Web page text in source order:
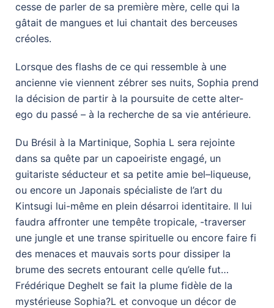
cesse de parler de sa première mère, celle qui la
gâtait de mangues et lui chantait des berceuses
créoles.
Lorsque des flashs de ce qui ressemble à une
ancienne vie viennent zébrer ses nuits, Sophia prend
la décision de partir à la poursuite de cette alter-
ego du passé – à la recherche de sa vie antérieure.
Du Brésil à la Martinique, Sophia L sera rejointe
dans sa quête par un capoeiriste engagé, un
guitariste séducteur et sa petite amie bel–liqueuse,
ou encore un Japonais spécialiste de l’art du
Kintsugi lui-même en plein désarroi identitaire. Il lui
faudra affronter une tempête tropicale, -traverser
une jungle et une transe spirituelle ou encore faire fi
des menaces et mauvais sorts pour dissiper la
brume des secrets entourant celle qu’elle fut…
Frédérique Deghelt se fait la plume fidèle de la
mystérieuse Sophia?L et convoque un décor de